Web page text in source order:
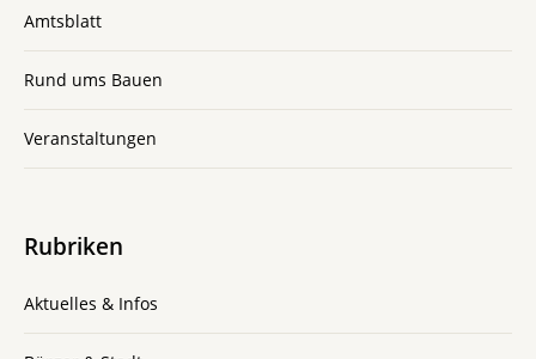
Amtsblatt
Rund ums Bauen
Veranstaltungen
Rubriken
Aktuelles & Infos